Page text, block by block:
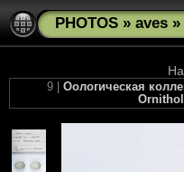
PHOTOS » aves »
9 | Оологическая